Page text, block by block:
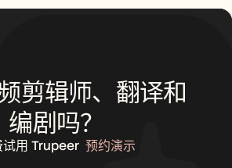
剪辑师、翻译和
编剧吗？
试用 Trupeer 预约演示